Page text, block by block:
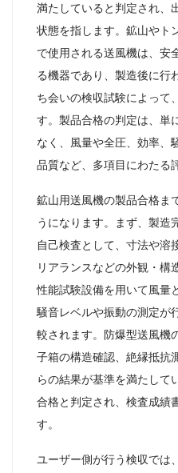
満たしていると判定され、
状態を指します。鉱山やト
で使用される送風機は、安
る機器であり、製造後に行
ち会いの検収試験によって
す。製品合格の判定は、単
なく、風量や全圧、効率、
品質など、多項目にわたる
鉱山用送風機の製品合格ま
うになります。まず、製造
自己検査として、寸法や溶
リアランスなどの外観・構
性能試験設備を用いて風量
騒音レベルや振動の測定が
較されます。防爆型送風機
子箱の構造確認、絶縁抵抗
らの結果が基準を満たして
合格と判定され、検査成績
す。
ユーザー側が行う検収では